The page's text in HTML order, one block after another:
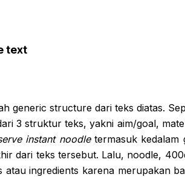
text
generic structure dari teks diatas.
3 struktur teks, yakni aim/goal,
instant noodletermasuk kedalam
dari teks tersebut. Lalu, noodle,
ingredients karena merupakan